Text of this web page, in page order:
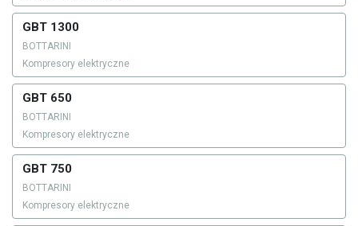
GBT 1300
BOTTARINI
Kompresory elektryczne
GBT 650
BOTTARINI
Kompresory elektryczne
GBT 750
BOTTARINI
Kompresory elektryczne